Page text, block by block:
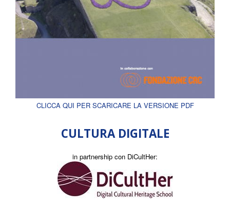
CLICCA QUI PER SCARICARE LA VERSIONE PDF
CULTURA DIGITALE
in partnership con DiCultHer: